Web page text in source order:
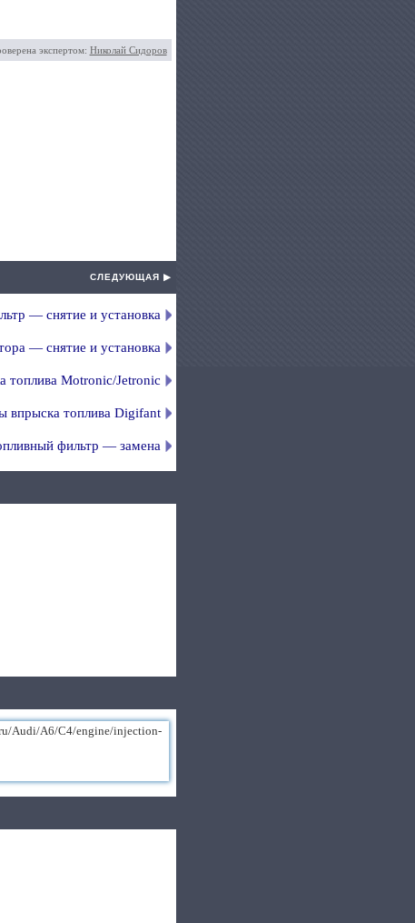
экспертом: Николай Сидоров
СЛЕДУЮЩАЯ ▶
— снятие и установка
— снятие и установка
топлива Motronic/Jetronic
впрыска топлива Digifant
фильтр — замена